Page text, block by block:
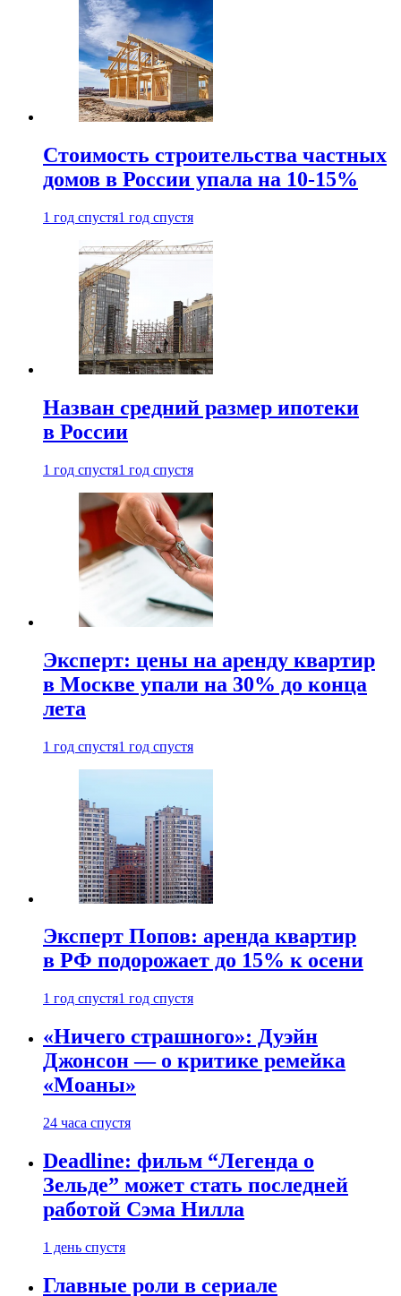
Стоимость строительства частных
домов в России упала на 10-15%
1 год спустя1 год спустя
Назван средний размер ипотеки
в России
1 год спустя1 год спустя
Эксперт: цены на аренду квартир
в Москве упали на 30% до конца
лета
1 год спустя1 год спустя
Эксперт Попов: аренда квартир
в РФ подорожает до 15% к осени
1 год спустя1 год спустя
«Ничего страшного»: Дуэйн
Джонсон — о критике ремейка
«Моаны»
24 часа спустя
Deadline: фильм “Легенда о
Зельде” может стать последней
работой Сэма Нилла
1 день спустя
Главные роли в сериале